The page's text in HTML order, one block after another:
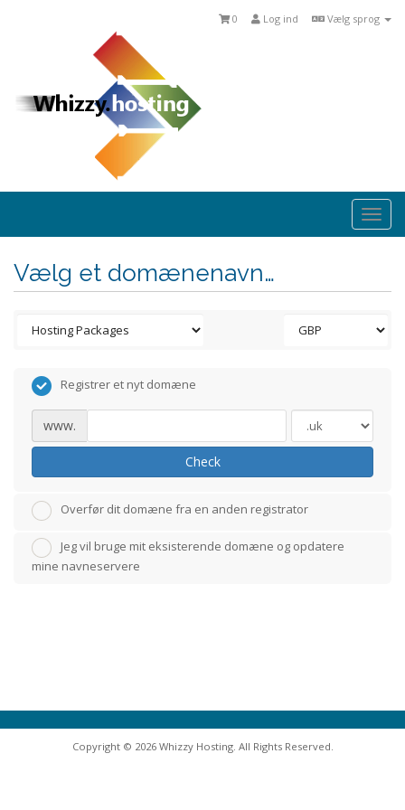
Vælg sprog
Log ind
0
Vælg et domænenavn…
Registrer et nyt domæne
www.
Check
Overfør dit domæne fra en anden registrator
Jeg vil bruge mit eksisterende domæne og opdatere
mine navneservere
Copyright © 2026 Whizzy Hosting. All Rights Reserved.